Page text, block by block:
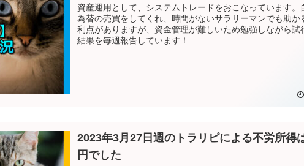
資産運用として、システムトレードをおこなっています。
為替の売買をしてくれ、時間がないサラリーマンでも助か
利点がありますが、資金管理が難しいため勉強しながら試
結果を毎週報告しています！
2023年3月27日週のトラリピによる不労所得
円でした